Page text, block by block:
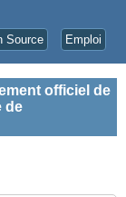
Source Emploi
officiel de
de